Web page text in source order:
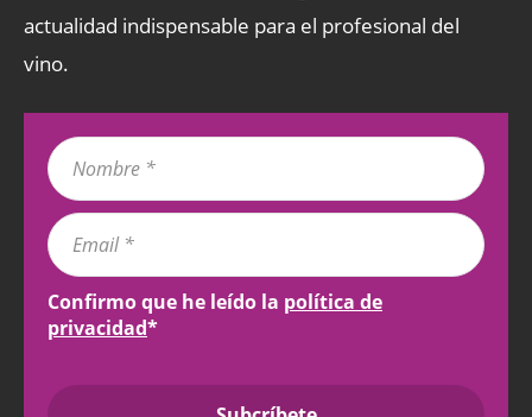
actualidad indispensable para el profesional del
vino.
Confirmo que he leído la política de
privacidad*